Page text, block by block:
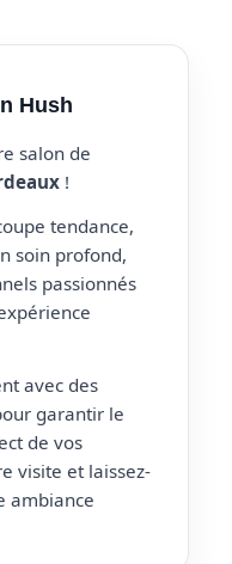
Hush
salon de
!
tendance,
soin profond,
passionnés
avec des
garantir le
de vos
visite et laissez-
ambiance